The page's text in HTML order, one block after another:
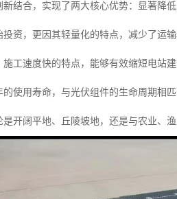
结合，实现了两大核心优势：显著降
资，更因其轻量化的特点，减少了运
工速度快的特点，能够有效缩短电站
使用寿命，与光伏组件的生命周期相
开阔平地、丘陵坡地，还是与农业、